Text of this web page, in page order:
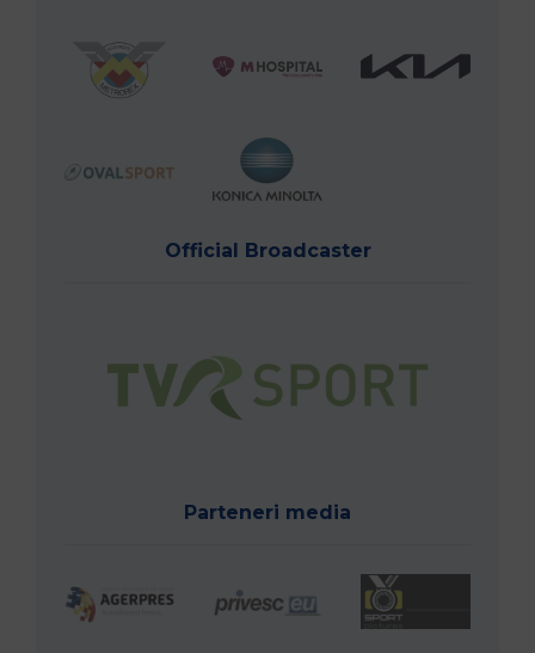
Official Broadcaster
Parteneri media